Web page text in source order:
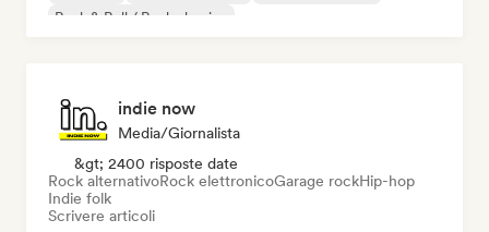
Rock & Roll / Rock classico
indie now
Media/Giornalista
&gt; 2400 risposte date
Rock alternativoRock elettronicoGarage rockHip-hop
Indie folk
Scrivere articoli